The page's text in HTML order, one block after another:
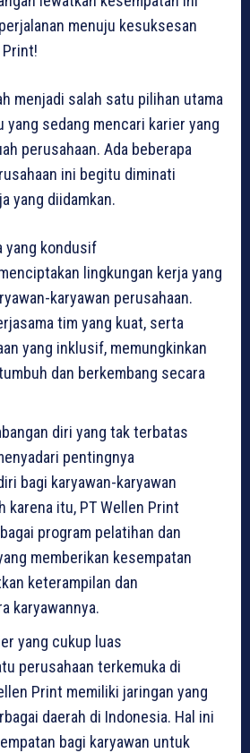
menuju kesuksesan
Print!
menjadi salah satu pilihan utama
yang sedang mencari karier yang
perusahaan. Ada beberapa
ini begitu diminati
yang diidamkan.
yang kondusif
lingkungan kerja yang
karyawan perusahaan.
tim yang kuat, serta
yang inklusif, memungkinkan
dan berkembang secara
diri yang tak terbatas
pentingnya
bagi karyawan-karyawan
karena itu, PT Wellen Print
program pelatihan dan
memberikan kesempatan
keterampilan dan
karyawannya.
yang cukup luas
perusahaan terkemuka di
Print memiliki jaringan yang
daerah di Indonesia. Hal ini
bagi karyawan untuk